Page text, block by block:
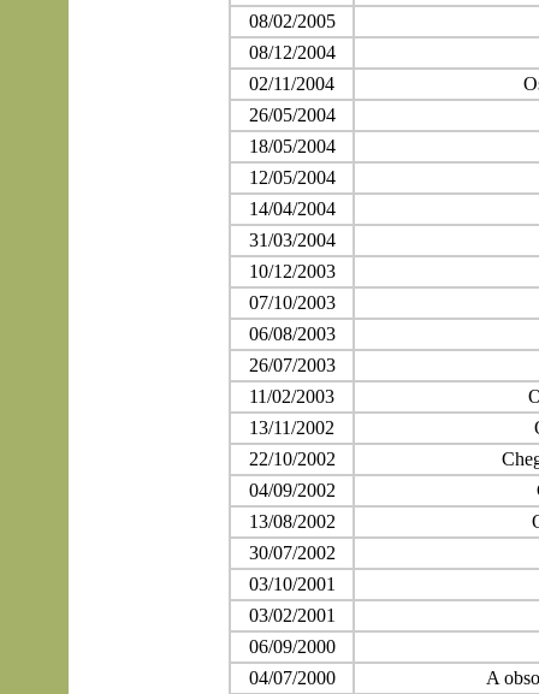
08/02/2005
08/12/2004
02/11/2004
26/05/2004
18/05/2004
12/05/2004
14/04/2004
31/03/2004
10/12/2003
07/10/2003
06/08/2003
26/07/2003
11/02/2003
13/11/2002
22/10/2002
04/09/2002
13/08/2002
30/07/2002
03/10/2001
03/02/2001
06/09/2000
04/07/2000
A